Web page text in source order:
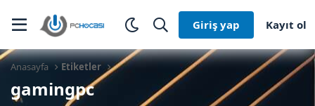
Giriş yap Kayıt ol
Anasayfa Etiketler
gamingpc